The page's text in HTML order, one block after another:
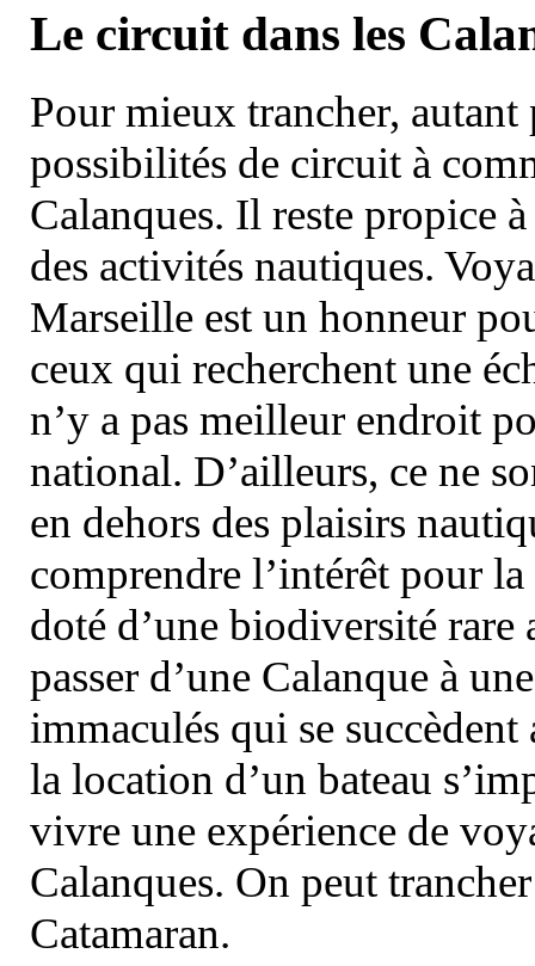
Le circuit dans les
Pour mieux trancher, autant
possibilités de circuit à
Calanques. Il reste propice
des activités nautiques.
Marseille est un honneur
ceux qui recherchent une
n’y a pas meilleur endroit
national. D’ailleurs, ce ne
en dehors des plaisirs
comprendre l’intérêt pour
doté d’une biodiversité
passer d’une Calanque à
immaculés qui se
la location d’un bateau
vivre une expérience de
Calanques. On peut
Catamaran.